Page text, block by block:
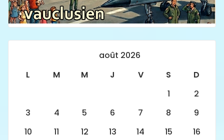
août 2026
L
M M J V S
D
1
2
3
4 5 6 7 8
9
10
11 12 13 14 15
16